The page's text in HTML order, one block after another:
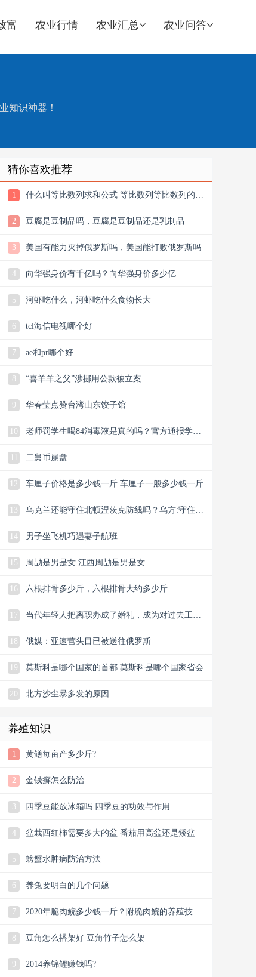
富 农业行情 农业汇总 农业问答
知识神器！
猜你喜欢推荐
1
什么叫等比数列求和公式 等比数列等比数列的求
2
豆腐是豆制品吗，豆腐是豆制品还是乳制品
3 美国有能力灭掉俄罗斯吗，美国能打败俄罗斯吗
4 向华强身价有千亿吗？向华强身价多少亿
5 河虾吃什么，河虾吃什么食物长大
6 tcl海信电视哪个好
7 ae和pr哪个好
8 “喜羊羊之父”涉挪用公款被立案
9 华春莹点赞台湾山东饺子馆
10
老师罚学生喝84消毒液是真的吗？官方通报学生
二舅币崩盘
12 车厘子价格是多少钱一斤 车厘子一般多少钱一斤
13
乌克兰还能守住北顿涅茨克防线吗？乌方:守住北
14
男子坐飞机巧遇妻子航班
15 周劼是男是女 江西周劼是男是女
16 六根排骨多少斤，六根排骨大约多少斤
17
当代年轻人把离职办成了婚礼，成为对过去工作
18
俄媒：亚速营头目已被送往俄罗斯
19 莫斯科是哪个国家的首都 莫斯科是哪个国家省会
20 北方沙尘暴多发的原因
养殖知识
1 黄鳝每亩产多少斤?
2 金钱癣怎么防治
3 四季豆能放冰箱吗 四季豆的功效与作用
4 盆栽西红柿需要多大的盆 番茄用高盆还是矮盆
5 螃蟹水肿病防治方法
6 养兔要明白的几个问题
7
2020年脆肉鲩多少钱一斤？附脆肉鲩的养殖技术
8
豆角怎么搭架好 豆角竹子怎么架
9 2014养锦鲤赚钱吗?